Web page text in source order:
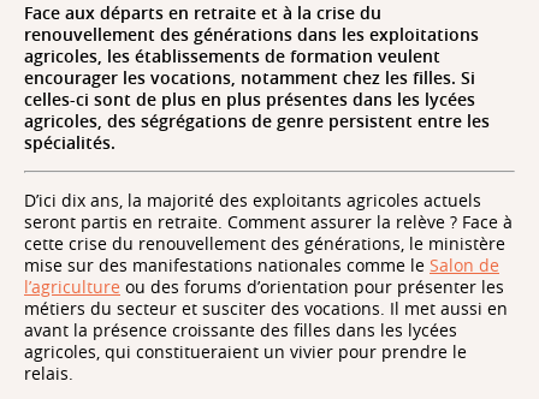
Face aux départs en retraite et à la crise du
renouvellement des générations dans les exploitations
agricoles, les établissements de formation veulent
encourager les vocations, notamment chez les filles. Si
celles-ci sont de plus en plus présentes dans les lycées
agricoles, des ségrégations de genre persistent entre les
spécialités.
D’ici dix ans, la majorité des exploitants agricoles actuels
seront partis en retraite. Comment assurer la relève ? Face à
cette crise du renouvellement des générations, le ministère
mise sur des manifestations nationales comme le Salon de
l’agriculture ou des forums d’orientation pour présenter les
métiers du secteur et susciter des vocations. Il met aussi en
avant la présence croissante des filles dans les lycées
agricoles, qui constitueraient un vivier pour prendre le
relais.